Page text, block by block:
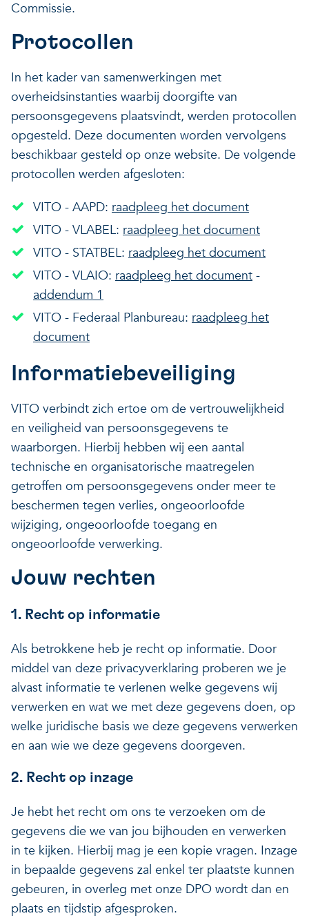
Commissie.
Protocollen
In het kader van samenwerkingen met
overheidsinstanties waarbij doorgifte van
persoonsgegevens plaatsvindt, werden protocollen
opgesteld. Deze documenten worden vervolgens
beschikbaar gesteld op onze website. De volgende
protocollen werden afgesloten:​
VITO - AAPD: raadpleeg het document
VITO - VLABEL: raadpleeg het document
VITO - STATBEL: raadpleeg het document
VITO - VLAIO: raadpleeg het document -
addendum 1
VITO - Federaal Planbureau: raadpleeg het
document
Informatiebeveiliging
VITO verbindt zich ertoe om de vertrouwelijkheid
en veiligheid van persoonsgegevens te
waarborgen. Hierbij hebben wij een aantal
technische en organisatorische maatregelen
getroffen om persoonsgegevens onder meer te
beschermen tegen verlies, ongeoorloofde
wijziging, ongeoorloofde toegang en
ongeoorloofde verwerking.
Jouw rechten
1. Recht op informatie
Als betrokkene heb je recht op informatie. Door
middel van deze privacyverklaring proberen we je
alvast informatie te verlenen welke gegevens wij
verwerken en wat we met deze gegevens doen, op
welke juridische basis we deze gegevens verwerken
en aan wie we deze gegevens doorgeven.
2. Recht op inzage
Je hebt het recht om ons te verzoeken om de
gegevens die we van jou bijhouden en verwerken
in te kijken. Hierbij mag je een kopie vragen. Inzage
in bepaalde gegevens zal enkel ter plaatste kunnen
gebeuren, in overleg met onze DPO wordt dan en
plaats en tijdstip afgesproken.